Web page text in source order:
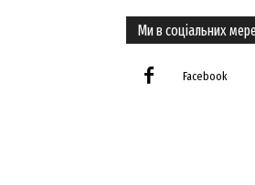
Ми в соціальних
Facebook